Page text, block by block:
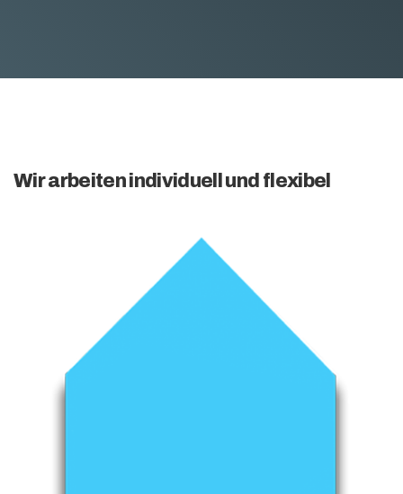
Wir arbeiten individuell und flexibel